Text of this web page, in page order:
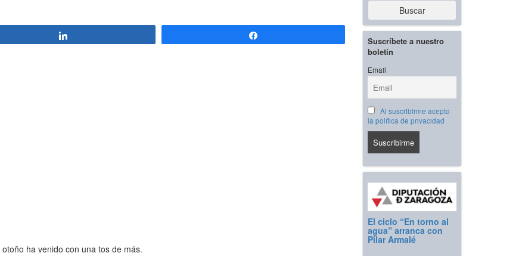
ha venido con una tos de más.
Buscar
Suscríbete a nuestro
boletín
Email
Al suscribirme acepto
la política de privacidad
El ciclo “En torno al
agua” arranca con
Pilar Armalé